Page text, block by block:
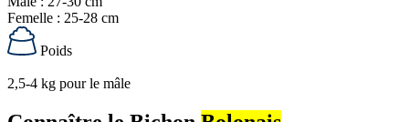
Femelle : 25-28 cm
Poids
2,5-4 kg pour le mâle